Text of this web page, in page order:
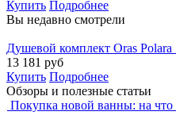
Купить Подробнее
Вы недавно смотрели
Душевой комплект Oras Polara
13 181 руб
Купить Подробнее
Обзоры и полезные статьи
Покупка новой ванны: на что